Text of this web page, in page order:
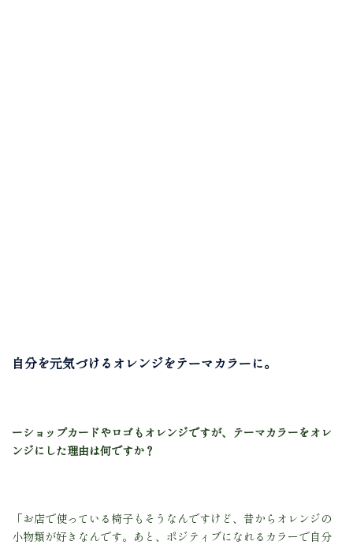
自分を元気づけるオレンジをテーマカラーに。
ーショップカードやロゴもオレンジですが、テーマカラーをオレ
ンジにした理由は何ですか？
「お店で使っている椅子もそうなんですけど、昔からオレンジの
小物類が好きなんです。あと、ポジティブになれるカラーで自分